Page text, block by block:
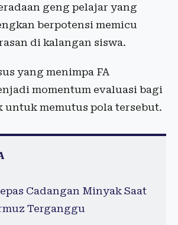
geng pelajar yang
berpotensi memicu
di kalangan siswa.
yang menimpa FA
momentum evaluasi bagi
untuk memutus pola tersebut.
Cadangan Minyak Saat
Terganggu